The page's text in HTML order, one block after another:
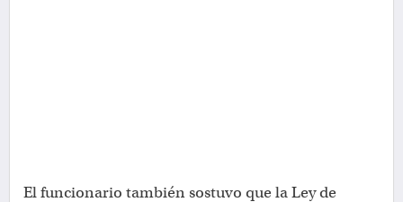
El funcionario también sostuvo que la Ley de